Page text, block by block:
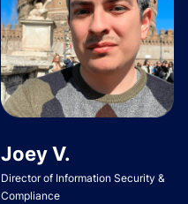
Joey V.
Director of Information Security &
Compliance